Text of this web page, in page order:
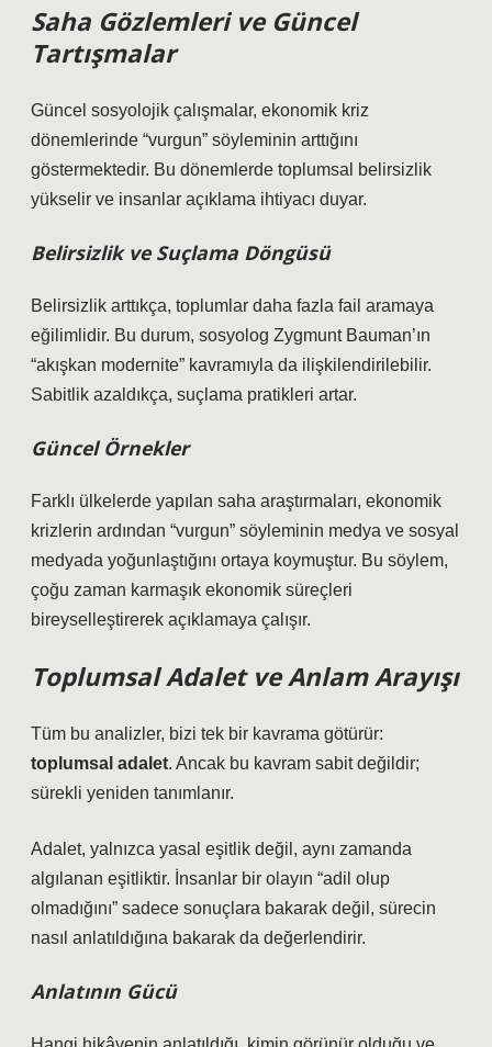
Saha Gözlemleri ve Güncel
Tartışmalar
Güncel sosyolojik çalışmalar, ekonomik kriz
dönemlerinde “vurgun” söyleminin arttığını
göstermektedir. Bu dönemlerde toplumsal belirsizlik
yükselir ve insanlar açıklama ihtiyacı duyar.
Belirsizlik ve Suçlama Döngüsü
Belirsizlik arttıkça, toplumlar daha fazla fail aramaya
eğilimlidir. Bu durum, sosyolog Zygmunt Bauman’ın
“akışkan modernite” kavramıyla da ilişkilendirilebilir.
Sabitlik azaldıkça, suçlama pratikleri artar.
Güncel Örnekler
Farklı ülkelerde yapılan saha araştırmaları, ekonomik
krizlerin ardından “vurgun” söyleminin medya ve sosyal
medyada yoğunlaştığını ortaya koymuştur. Bu söylem,
çoğu zaman karmaşık ekonomik süreçleri
bireyselleştirerek açıklamaya çalışır.
Toplumsal Adalet ve Anlam Arayışı
Tüm bu analizler, bizi tek bir kavrama götürür:
toplumsal adalet. Ancak bu kavram sabit değildir;
sürekli yeniden tanımlanır.
Adalet, yalnızca yasal eşitlik değil, aynı zamanda
algılanan eşitliktir. İnsanlar bir olayın “adil olup
olmadığını” sadece sonuçlara bakarak değil, sürecin
nasıl anlatıldığına bakarak da değerlendirir.
Anlatının Gücü